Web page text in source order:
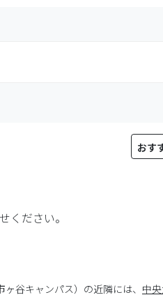
ください。
谷キャンパス）の近隣には、 中